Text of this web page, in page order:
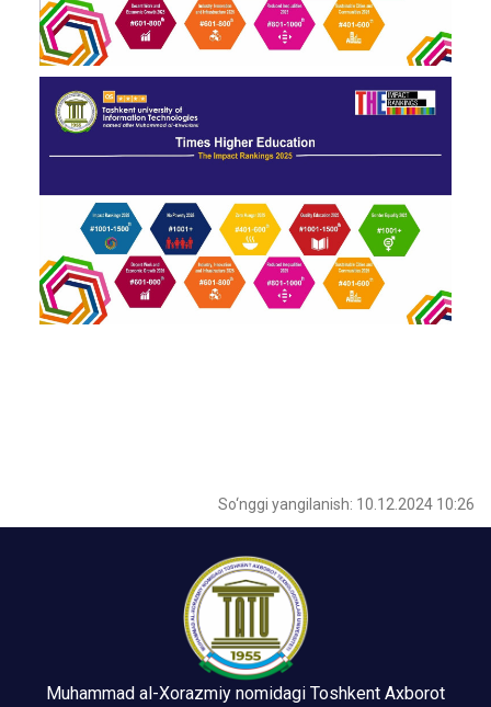
So‘nggi yangilanish: 10.12.2024 10:26
Muhammad al-Xorazmiy nomidagi Toshkent Axborot